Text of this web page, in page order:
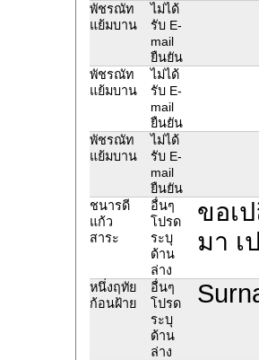
พัชรณัท
แย้มบาน
ไม่ได้
รับ E-
mail
ยืนยัน
พัชรณัท
แย้มบาน
ไม่ได้
รับ E-
mail
ยืนยัน
พัชรณัท
แย้มบาน
ไม่ได้
รับ E-
mail
ยืนยัน
ชนารดี
แก้ว
สาระ
อื่นๆ
โปรด
ระบุ
ด้าน
ล่าง
ขอเ
มา เ
หนึ่งฤทัย
ก้อนฝ้าย
อื่นๆ
โปรด
ระบุ
ด้าน
ล่าง